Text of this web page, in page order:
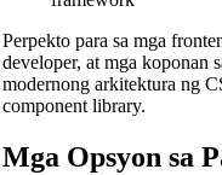
Perpekto para sa mga
developer, at mga koponan
modernong arkitektura ng
component library.
Mga Opsyon sa